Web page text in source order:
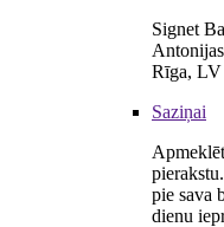
Signet
Rīga,
Saziņai
pie sava
dienu